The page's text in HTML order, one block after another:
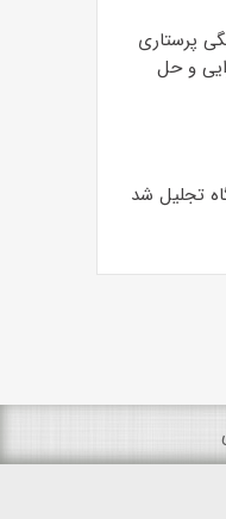
پرستاری
و حل
تجلیل شد